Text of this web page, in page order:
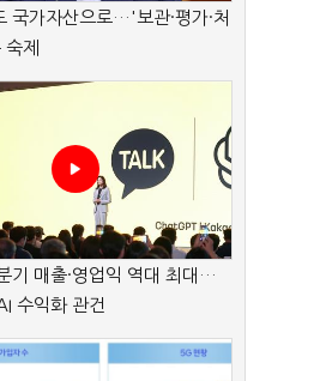
국가자산으로…'보관·평가·처
제
기 매출·영업익 역대 최대…
수익화 관건